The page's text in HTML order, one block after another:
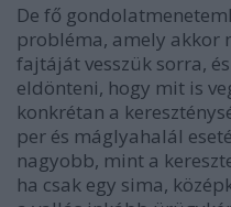
De fő
probléma, amely akkor
fajtáját vesszük sorra,
eldönteni, hogy mit is
konkrétan a
per és máglyahalál
nagyobb, mint a
ha csak egy sima,